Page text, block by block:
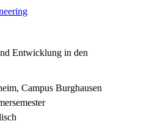
Entwicklung in den
Campus Burghausen